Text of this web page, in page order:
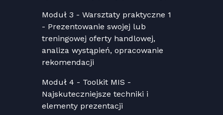
Moduł 3 - Warsztaty praktyczne 1
- Prezentowanie swojej lub
treningowej oferty handlowej,
analiza wystąpień, opracowanie
rekomendacji
Moduł 4 - Toolkit MIS -
Najskuteczniejsze techniki i
elementy prezentacji